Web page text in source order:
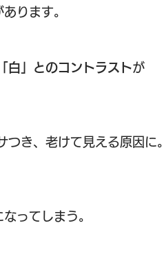
ります。
「白」とのコントラストが
き、老けて見える原因に。
なってしまう。